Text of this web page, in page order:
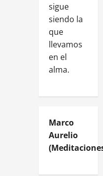
sigue
siendo la
que
llevamos
en el
alma.
Marco
Aurelio